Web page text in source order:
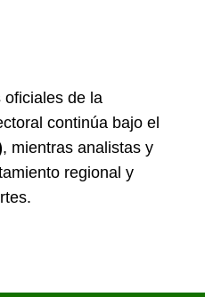
oficiales de la
continúa bajo el
, mientras analistas y
regional y